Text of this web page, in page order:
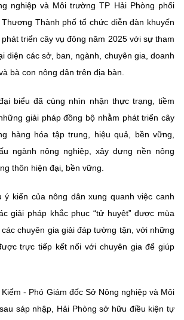
thông
lường, chất lượng
tử
dân về dự thảo VBQPPL
nghệ
tử
nghiệp và Môi trường TP Hải Phòng phối
Thành phố tổ chức diễn đàn khuyến
triển cây vụ đông năm 2025 với sự tham
diện các sở, ban, ngành, chuyên gia, doanh
bà con nông dân trên địa bàn.
biểu đã cùng nhìn nhận thực trạng, tiềm
giải pháp đồng bộ nhằm phát triển cây
hàng hóa tập trung, hiệu quả, bền vững,
ngành nông nghiệp, xây dựng nền nông
thôn hiện đại, bền vững.
ý kiến của nông dân xung quanh việc canh
giải pháp khắc phục “tử huyệt” được mùa
chuyên gia giải đáp tường tận, với những
trực tiếp kết nối với chuyên gia để giúp
- Phó Giám đốc Sở Nông nghiệp và Môi
sáp nhập, Hải Phòng sở hữu điều kiện tự